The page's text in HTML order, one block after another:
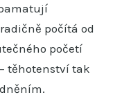
počítá od
početí
těhotenství tak